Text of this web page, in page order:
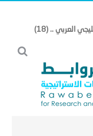
العربي .. (18)